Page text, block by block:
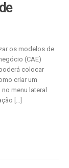
os modelos de
(CAE)
colocar
criar um
menu lateral
[…]